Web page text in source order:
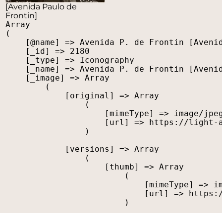
[Avenida Paulo de
Frontin]
Array
(
[@name] => Avenida P. de Frontin
    [_id] => 2180
    [_type] => Iconography
[_name] => Avenida P. de Frontin
    [_image] => Array
        (
            [original] => Array
                (
[mimeType] => image/
[url] => https://
                )
            [versions] => Array
                (
                    [thumb] => Array
                        (
[mimeType] =>
[url] =>
                        )